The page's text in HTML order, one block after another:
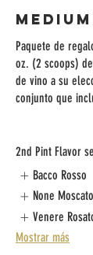
Paquete de
oz. (2 scoops)
de vino a su
conjunto que
2nd Pint Flavor
Bacco Rosso
None Moscato
Venere
Mostrar más